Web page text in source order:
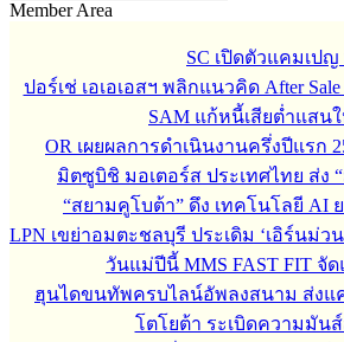
Member Area
SC เปิดตัวแคมเปญ
ปอร์เช่ เอเอเอสฯ พลิกแนวคิด After Sale
SAM แก้หนี้เสียต่ำแสน
OR เผยผลการดำเนินงานครึ่งปีแรก
มิตซูบิชิ มอเตอร์ส ประเทศไทย ส่ง
“สยามคูโบต้า” ดึง เทคโนโลยี AI
LPN เขย่าอมตะชลบุรี ประเดิม ‘เอิร์นม่วน
วันแม่ปีนี้ MMS FAST FIT จั
ฮุนไดขนทัพครบไลน์อัพลงสนาม ส่งแคม
โตโยต้า ระเบิดความมัน